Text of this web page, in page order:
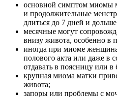
основной симптом миомы
и продолжительные
длиться до 7 дней и
месячные могут
внизу живота, особенно в
иногда при миоме
полового акта или даже в
отдавать в поясницу или в
крупная миома матки
живота;
запоры или проблемы с